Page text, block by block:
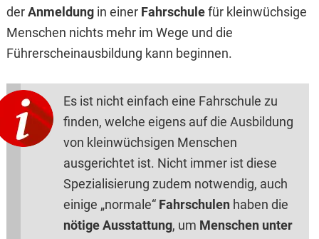
derAnmeldungin einer Fahrschulefür kleinwüchsige
Menschen nichts mehr im Wege und die
Führerscheinausbildung kann beginnen.
Es ist nicht einfach eine Fahrschule zu
finden, welche eigens auf die Ausbildung
von kleinwüchsigen Menschen
ausgerichtet ist. Nicht immer ist diese
Spezialisierung zudem notwendig, auch
einige „normale“ Fahrschulen haben die
nötige Ausstattung, um Menschen unter